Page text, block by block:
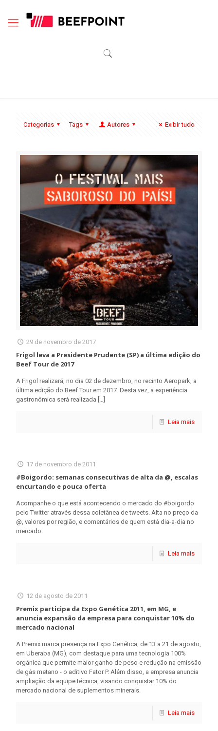
Categorias Tags Autores Exibir tudo
29 de novembro de 2017
Frigol leva a Presidente Prudente (SP) a última edição do
Beef Tour de 2017
A Frigol realizará, no dia 02 de dezembro, no recinto Aeropark, a
última edição do Beef Tour em 2017. Desta vez, a experiência
gastronômica será realizada […]
Leia mais
17 de novembro de 2011
#Boigordo: semanas consecutivas de alta da @, escalas
encurtando e pouca oferta
Acompanhe o que está acontecendo o mercado do #boigordo
pelo Twitter através dessa coletânea de tweets. Alta no preço da
@, valores por região, e comentários de quem está dia-a-dia no
mercado.
Leia mais
12 de agosto de 2011
Premix participa da Expo Genética 2011, em MG, e
anuncia expansão da empresa para conquistar 10% do
mercado nacional
A Premix marca presença na Expo Genética, de 13 a 21 de agosto,
em Uberaba (MG), com destaque para uma tecnologia 100%
orgânica que permite maior ganho de peso e redução na emissão
de gás metano - o aditivo Fator P. Além disso, a empresa anuncia
ampliação da equipe técnica, visando conquistar 10% do
mercado nacional de suplementos minerais.
Leia mais